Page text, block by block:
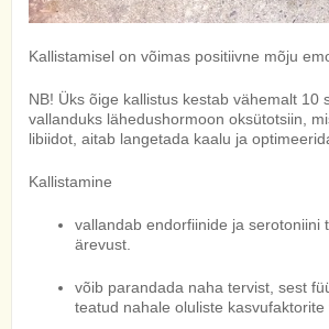
Kallistamisel on võimas positiivne mõju
NB! Üks õige kallistus kestab vähemalt
vallanduks lähedushormoon oksütotsiin,
libiidot, aitab langetada kaalu ja
Kallistamine
vallandab endorfiinide ja serotoniini
ärevust.
võib parandada naha tervist, sest
teatud nahale oluliste kasvufaktorite